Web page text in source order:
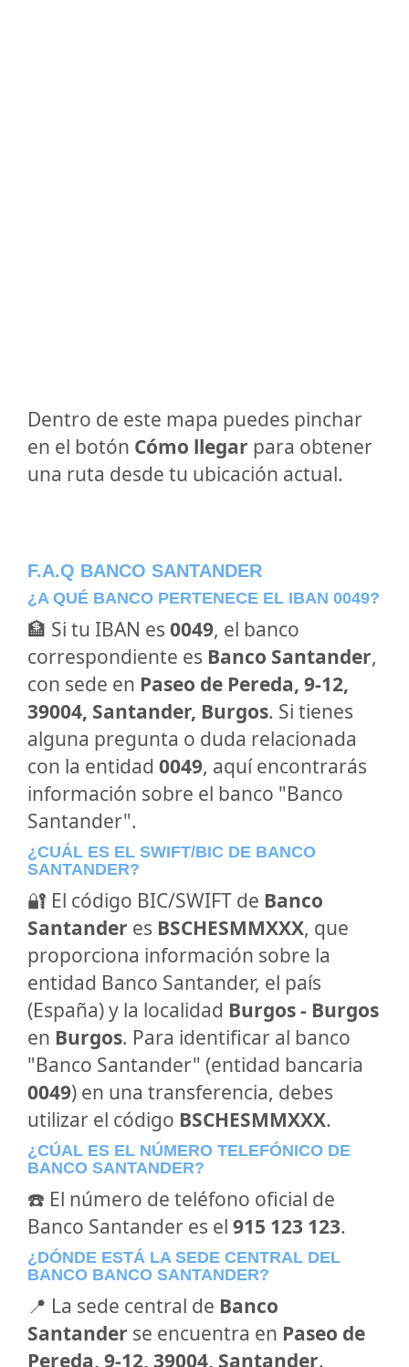
Dentro de este mapa puedes pinchar
en el botón Cómo llegar para obtener
una ruta desde tu ubicación actual.
F.A.Q BANCO SANTANDER
¿A QUÉ BANCO PERTENECE EL IBAN 0049?
🏦 Si tu IBAN es 0049, el banco
correspondiente es Banco Santander,
con sede en Paseo de Pereda, 9-12,
39004, Santander, Burgos. Si tienes
alguna pregunta o duda relacionada
con la entidad 0049, aquí encontrarás
información sobre el banco "Banco
Santander".
¿CUÁL ES EL SWIFT/BIC DE BANCO
SANTANDER?
🔐 El código BIC/SWIFT de Banco
Santander es BSCHESMMXXX, que
proporciona información sobre la
entidad Banco Santander, el país
(España) y la localidad Burgos - Burgos
en Burgos. Para identificar al banco
"Banco Santander" (entidad bancaria
0049) en una transferencia, debes
utilizar el código BSCHESMMXXX.
¿CÚAL ES EL NÚMERO TELEFÓNICO DE
BANCO SANTANDER?
☎️ El número de teléfono oficial de
Banco Santander es el 915 123 123.
¿DÓNDE ESTÁ LA SEDE CENTRAL DEL
BANCO BANCO SANTANDER?
📍 La sede central de Banco
Santander se encuentra en Paseo de
Pereda, 9-12, 39004, Santander.